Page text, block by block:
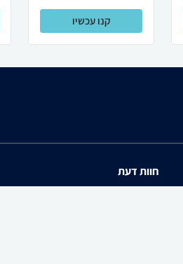
קנו עכשיו
חוות דעת